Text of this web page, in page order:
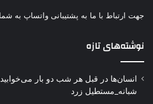
جهت ارتباط با ما به پشتیبانی واتساپ به شماره 09056213048 مراجعه
نوشته‌های تازه
انسان‌ها در قبل هر شب دو بار
شبانه_مستطیل زرد